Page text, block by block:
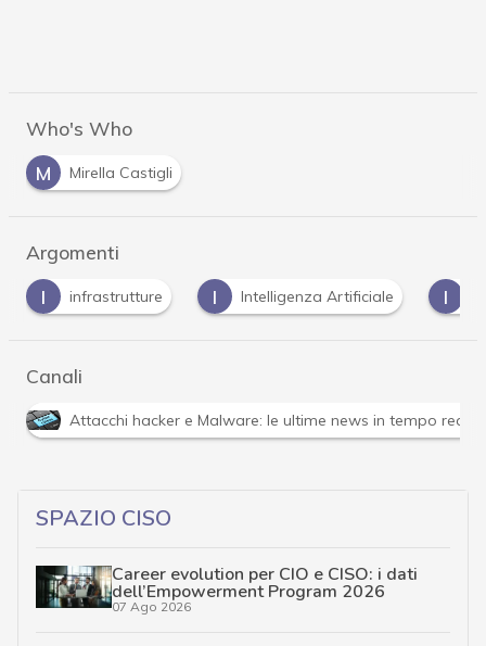
Who's Who
M
Mirella Castigli
Argomenti
I
infrastrutture I Intelligenza Artificiale I
Canali
Attacchi hacker e Malware: le ultime news in tempo
SPAZIO CISO
Career evolution per CIO e CISO: i dati
dell’Empowerment Program 2026
07 Ago 2026